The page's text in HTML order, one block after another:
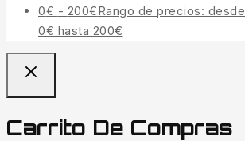
0€ - 200€Rango de precios: desde
0€ hasta 200€
Carrito De Compras